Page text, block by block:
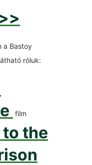
a Bastoy
róluk:
film
to the